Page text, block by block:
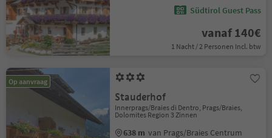
Südtirol Guest Pass
vanaf 140€
1 Nacht / 2 Personen Incl. btw
Op aanvraag
Stauderhof
Innerprags/Braies di Dentro, Prags/Braies,
Dolomites Region 3 Zinnen
638 m van Prags/Braies Centrum